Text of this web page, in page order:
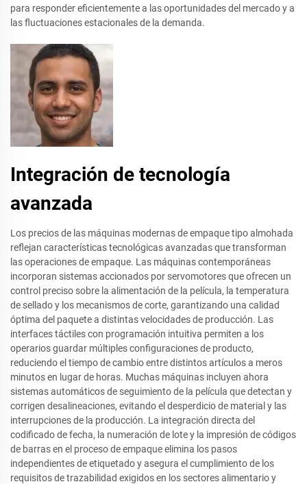
para responder eficientemente a las oportunidades del mercado y a
las fluctuaciones estacionales de la demanda.
Integración de tecnología
avanzada
Los precios de las máquinas modernas de empaque tipo almohada
reflejan características tecnológicas avanzadas que transforman
las operaciones de empaque. Las máquinas contemporáneas
incorporan sistemas accionados por servomotores que ofrecen un
control preciso sobre la alimentación de la película, la temperatura
de sellado y los mecanismos de corte, garantizando una calidad
óptima del paquete a distintas velocidades de producción. Las
interfaces táctiles con programación intuitiva permiten a los
operarios guardar múltiples configuraciones de producto,
reduciendo el tiempo de cambio entre distintos artículos a meros
minutos en lugar de horas. Muchas máquinas incluyen ahora
sistemas automáticos de seguimiento de la película que detectan y
corrigen desalineaciones, evitando el desperdicio de material y las
interrupciones de la producción. La integración directa del
codificado de fecha, la numeración de lote y la impresión de códigos
de barras en el proceso de empaque elimina los pasos
independientes de etiquetado y asegura el cumplimiento de los
requisitos de trazabilidad exigidos en los sectores alimentario y